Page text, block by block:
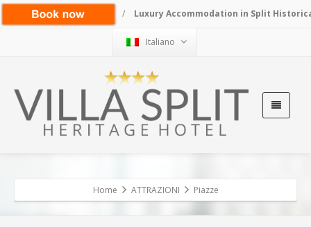
/ Luxury Accommodation in Split
Italiano
Home ATTRAZIONI Piazze